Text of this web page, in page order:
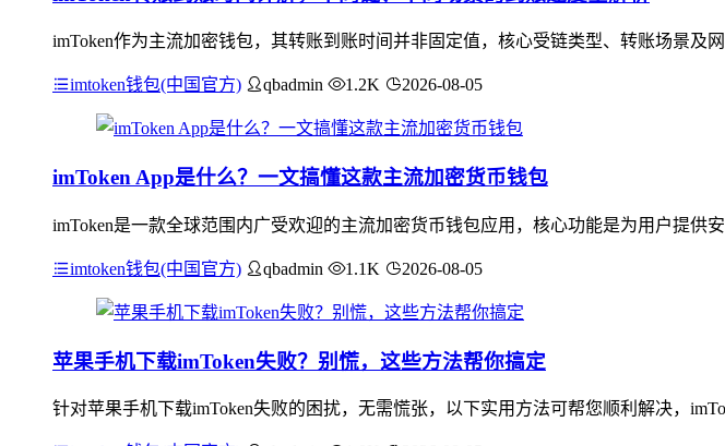
imToken作为主流加密钱包，其转账到账时间并非固定值，核心受链类型、转账场景
imtoken钱包(中国官方) qbadmin 1.2K 2026-08-05
imToken App是什么？一文搞懂这款主流加密货币钱包
imToken是一款全球范围内广受欢迎的主流加密货币钱包应用，核心功能是为用户提
imtoken钱包(中国官方) qbadmin 1.1K 2026-08-05
苹果手机下载imToken失败？别慌，这些方法帮你搞定
针对苹果手机下载imToken失败的困扰，无需慌张，以下实用方法可帮您顺利解决，